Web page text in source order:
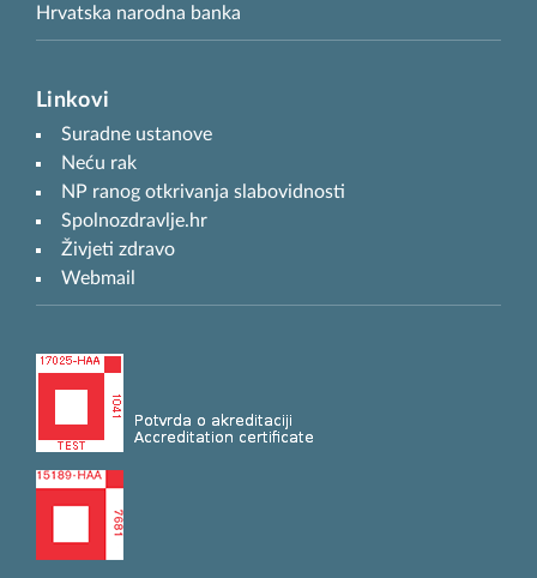
Hrvatska narodna banka
Linkovi
Suradne ustanove
Neću rak
NP ranog otkrivanja slabovidnosti
Spolnozdravlje.hr
Živjeti zdravo
Webmail